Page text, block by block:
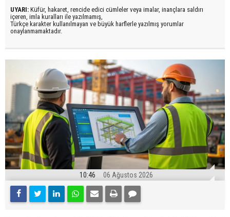
UYARI: Küfür, hakaret, rencide edici cümleler veya imalar, inançlara saldırı
içeren, imla kuralları ile yazılmamış,
Türkçe karakter kullanılmayan ve büyük harflerle yazılmış yorumlar
onaylanmamaktadır.
10:46 06 Ağustos 2026